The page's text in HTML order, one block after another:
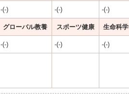
-(-) -(-) -(-)
グローバル教養 スポーツ健康 生命科学
-(-) -(-) -(-)